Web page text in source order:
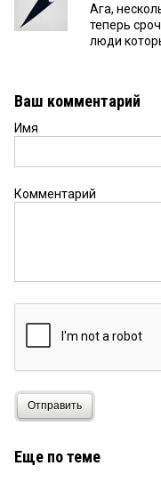
Ага,
теперь
люди
Ваш комментарий
Имя
Комментарий
Отправить
Еще по теме